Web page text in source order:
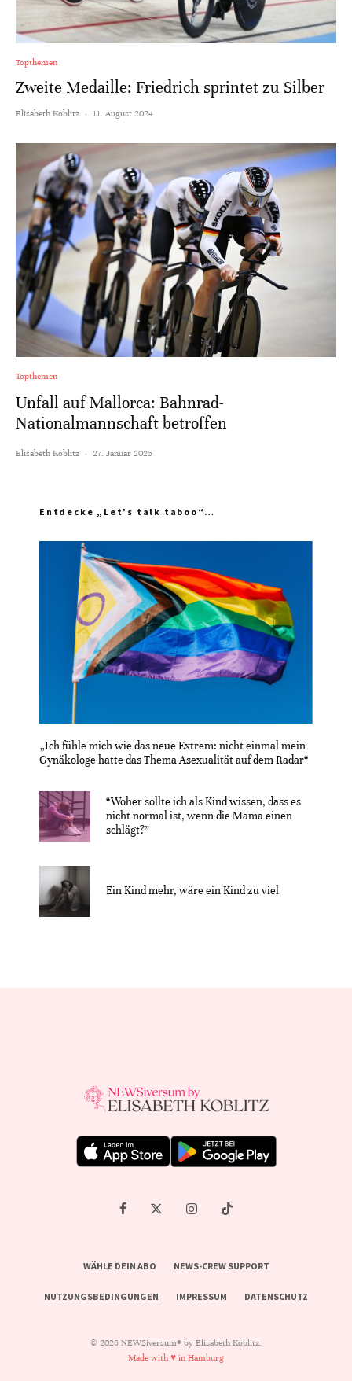
Topthemen
Zweite Medaille: Friedrich sprintet zu Silber
Elisabeth Koblitz · 11. August 2024
Topthemen
Unfall auf Mallorca: Bahnrad-
Nationalmannschaft betroffen
Elisabeth Koblitz · 27. Januar 2025
Entdecke „Let’s talk taboo“…
„Ich fühle mich wie das neue Extrem: nicht einmal mein
Gynäkologe hatte das Thema Asexualität auf dem Radar“
“Woher sollte ich als Kind wissen, dass es
nicht normal ist, wenn die Mama einen
schlägt?”
Ein Kind mehr, wäre ein Kind zu viel
WÄHLE DEIN ABO NEWS-CREW SUPPORT
NUTZUNGSBEDINGUNGEN IMPRESSUM DATENSCHUTZ
© 2026 NEWSiversum® by Elisabeth Koblitz.
Made with ♥ in Hamburg